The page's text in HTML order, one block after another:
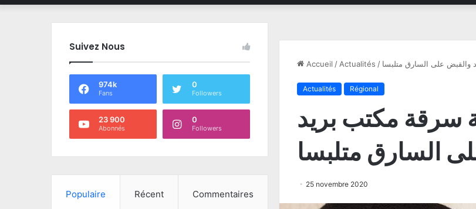
Accueil / Actualités / والقبض على السارق متلبسا
Actualités Régional
سرقة مكتب بريد
السارق متلبسا
25 novembre 2020
Suivez Nous
974k
Fans
0
Followers
23 900
Abonnés
0
Followers
Populaire Récent Commentaires